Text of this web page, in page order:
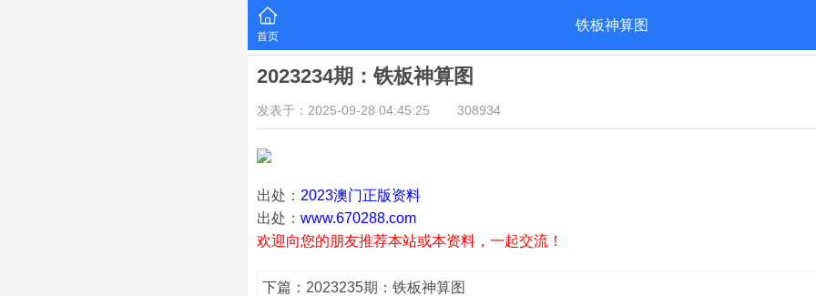
首页
铁板神算图
2023234期：铁板神算图
发表于：2025-09-28 04:45:25 308934
出处： 2023澳门正版资料
出处： www.670288.com
欢迎向您的朋友推荐本站或本资料，一起交流！
下篇：2023235期：铁板神算图